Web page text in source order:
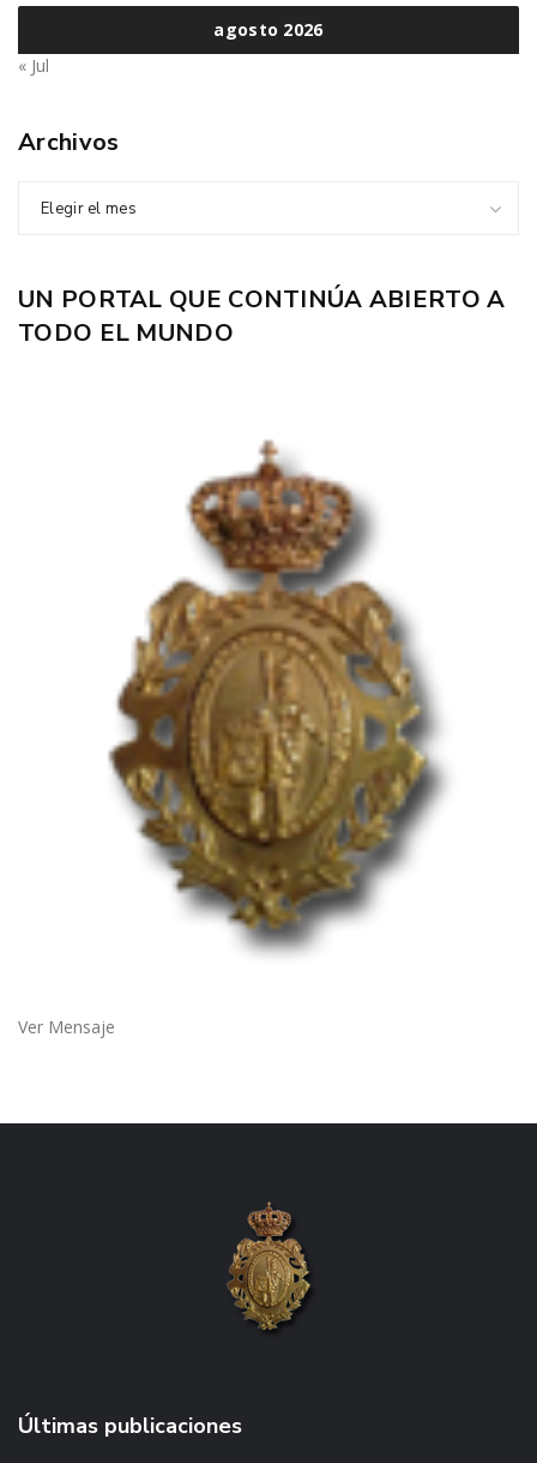
agosto 2026
« Jul
Archivos
Elegir el mes
UN PORTAL QUE CONTINÚA ABIERTO A
TODO EL MUNDO
Ver Mensaje
Últimas publicaciones